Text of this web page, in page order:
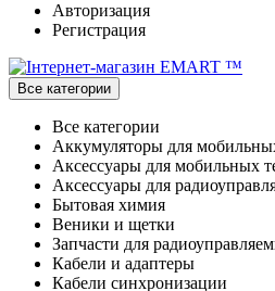
Авторизация
Регистрация
Все категории
Все категории
Аккумуляторы для
Аксессуары для мобильных
Аксессуары для
Бытовая химия
Веники и щетки
Запчасти для
Кабели и адаптеры
Кабели синхронизации